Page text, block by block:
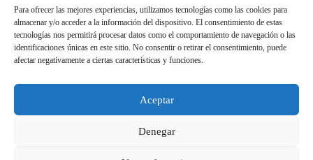
Para ofrecer las mejores experiencias, utilizamos tecnologías como las cookies para
almacenar y/o acceder a la información del dispositivo. El consentimiento de estas
tecnologías nos permitirá procesar datos como el comportamiento de navegación o las
identificaciones únicas en este sitio. No consentir o retirar el consentimiento, puede
afectar negativamente a ciertas características y funciones.
Aceptar
Denegar
Aviso legal